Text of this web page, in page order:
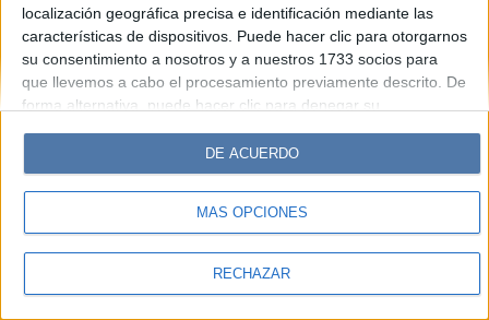
localización geográfica precisa e identificación mediante las
características de dispositivos. Puede hacer clic para otorgarnos
su consentimiento a nosotros y a nuestros 1733 socios para
que llevemos a cabo el procesamiento previamente descrito. De
forma alternativa, puede hacer clic para denegar su
cambiar sus preferencias antes de otorgar su consentimiento.
Tenga en cuenta que algún procesamiento de sus datos
personales puede no requerir de su consentimiento, pero usted
tiene el derecho de rechazar tal procesamiento. Sus
sus preferencias o retirar su consentimiento en cualquier
MÁS OPCIONES
RECHAZAR
DE ACUERDO